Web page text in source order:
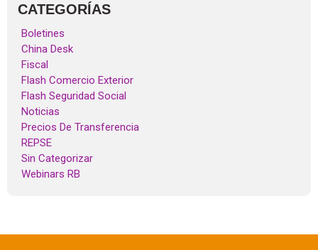
CATEGORÍAS
Boletines
China Desk
Fiscal
Flash Comercio Exterior
Flash Seguridad Social
Noticias
Precios De Transferencia
REPSE
Sin Categorizar
Webinars RB